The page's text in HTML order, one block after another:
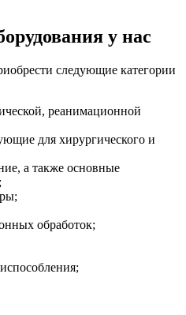
у нас
следующие категории
реанимационной
для хирургического и
а также основные
обработок;